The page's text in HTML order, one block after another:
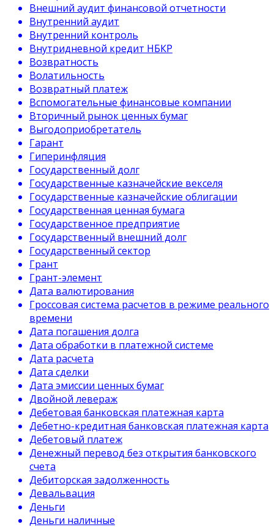
Внешний аудит финансовой отчетности
Внутренний аудит
Внутренний контроль
Внутридневной кредит НБКР
Возвратность
Волатильность
Возвратный платеж
Вспомогательные финансовые компании
Вторичный рынок ценных бумаг
Выгодоприобретатель
Гарант
Гиперинфляция
Государственный долг
Государственные казначейские векселя
Государственные казначейские облигации
Государственная ценная бумага
Государственное предприятие
Государственный внешний долг
Государственный сектор
Грант
Грант-элемент
Дата валютирования
Гроссовая система расчетов в режиме реального
времени
Дата погашения долга
Дата обработки в платежной системе
Дата расчета
Дата сделки
Дата эмиссии ценных бумаг
Двойной левераж
Дебетовая банковская платежная карта
Дебетно-кредитная банковская платежная карта
Дебетовый платеж
Денежный перевод без открытия банковского
счета
Дебиторская задолженность
Девальвация
Деньги
Деньги наличные